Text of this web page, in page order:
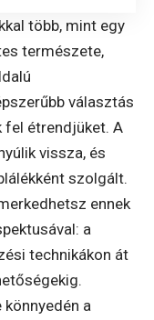
több, mint egy
természete,
választás
fel étrendjüket. A
vissza, és
szolgált.
ennek
a
technikákon át
a